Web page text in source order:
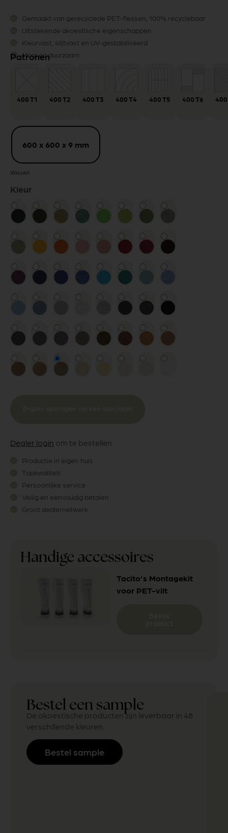
Gemaakt van gerecyclede PET-flessen, 100% recyclebaar
Uitstekende akoestische eigenschappen
Kleurvast, slijtvast en UV-gestabiliseerd
Mooi en duurzaam
Patronen
400 T1 400 T2 400 T3 400 T4 400 T5 400 T6
600 x 600 x 9 mm
Wissen
Kleur
Dealer login om te bestellen
Productie in eigen huis
Topkwaliteit
Persoonlijke service
Veilig en eenvoudig betalen
Groot dealernetwerk
Handige accessoires
Tacito’s Montagekit
voor PET-vilt
Bestel een sample
De akoestische producten zijn leverbaar in 48
verschillende kleuren.
Bestel sample